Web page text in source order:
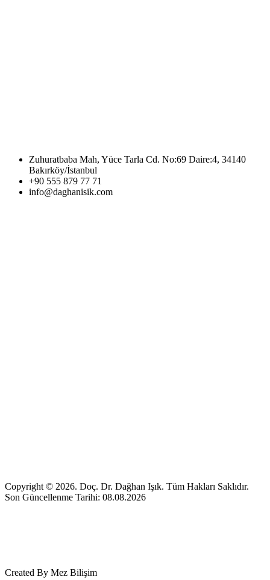
Zuhuratbaba Mah, Yüce Tarla Cd. No:69 Daire:4, 34140
Bakırköy/İstanbul
+90 555 879 77 71
info@daghanisik.com
Copyright © 2026. Doç. Dr. Dağhan Işık. Tüm Hakları Saklıdır.
Son Güncellenme Tarihi: 08.08.2026
Created By Mez Bilişim